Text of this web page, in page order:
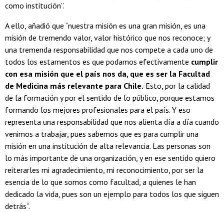
como institución”.
A ello, añadió que “nuestra misión es una gran misión, es una
misión de tremendo valor, valor histórico que nos reconoce; y
una tremenda responsabilidad que nos compete a cada uno de
todos los estamentos es que podamos efectivamente cumplir
con esa misión que el país nos da, que es ser la Facultad
de Medicina más relevante para Chile. Esto, por la calidad
de la formación y por el sentido de lo público, porque estamos
formando los mejores profesionales para el país. Y eso
representa una responsabilidad que nos alienta día a día cuando
venimos a trabajar, pues sabemos que es para cumplir una
misión en una institución de alta relevancia. Las personas son
lo más importante de una organización, y en ese sentido quiero
reiterarles mi agradecimiento, mi reconocimiento, por ser la
esencia de lo que somos como facultad, a quienes le han
dedicado la vida, pues son un ejemplo para todos los que siguen
detrás”.